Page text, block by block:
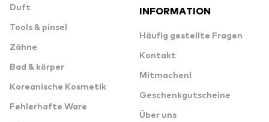
Duft
Tools & pinsel
Zähne
Bad & körper
Koreanische Kosmetik
Fehlerhafte Ware
INFORMATION
Häufig gestellte Fragen
Kontakt
Mitmachen!
Geschenkgutscheine
Über uns